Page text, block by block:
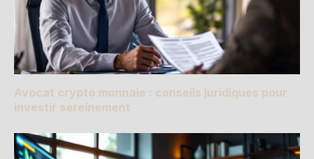
Avocat crypto monnaie : conseils juridiques pour
investir sereinement